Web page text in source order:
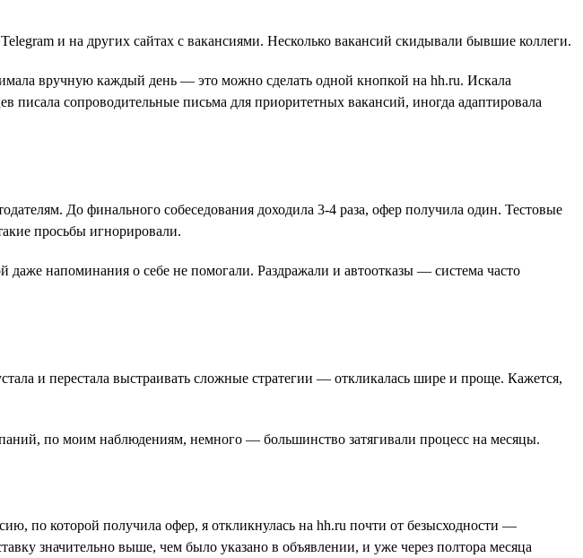
и на других сайтах с вакансиями. Несколько вакансий скидывали бывшие коллеги.
вручную каждый день — это можно сделать одной кнопкой на hh.ru. Искала
сопроводительные письма для приоритетных вакансий, иногда адаптировала
До финального собеседования доходила 3-4 раза, офер получила один. Тестовые
просьбы игнорировали.
даже напоминания о себе не помогали. Раздражали и автоотказы — система часто
и перестала выстраивать сложные стратегии — откликалась шире и проще. Кажется,
по моим наблюдениям, немного — большинство затягивали процесс на месяцы.
по которой получила офер, я откликнулась на hh.ru почти от безысходности —
значительно выше, чем было указано в объявлении, и уже через полтора месяца